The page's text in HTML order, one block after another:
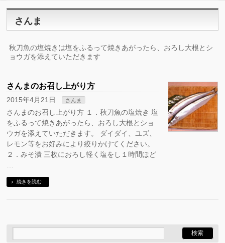
さんま
秋刀魚の塩焼きは塩をふるって焼きあがったら、おろし大根とシ
ョウガを添えていただきます
さんまのお召し上がり方
2015年4月21日 さんま
さんまのお召し上がり方 １．秋刀魚の塩焼き 塩
をふるって焼きあがったら、おろし大根とショ
ウガを添えていただきます。 ダイダイ、ユズ、
レモン等をお好みにより絞りかけてください。
２．みそ漬 三枚におろし軽く塩をし１時間ほど
続きを読む